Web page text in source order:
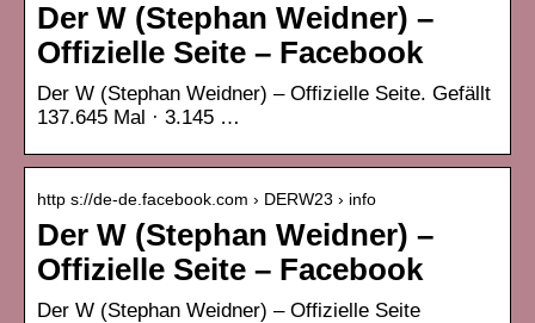
Der W (Stephan Weidner) –
Offizielle Seite – Facebook
Der W (Stephan Weidner) – Offizielle Seite. Gefällt
137.645 Mal · 3.145 …
http s://de-de.facebook.com › DERW23 › info
Der W (Stephan Weidner) –
Offizielle Seite – Facebook
Der W (Stephan Weidner) – Offizielle Seite